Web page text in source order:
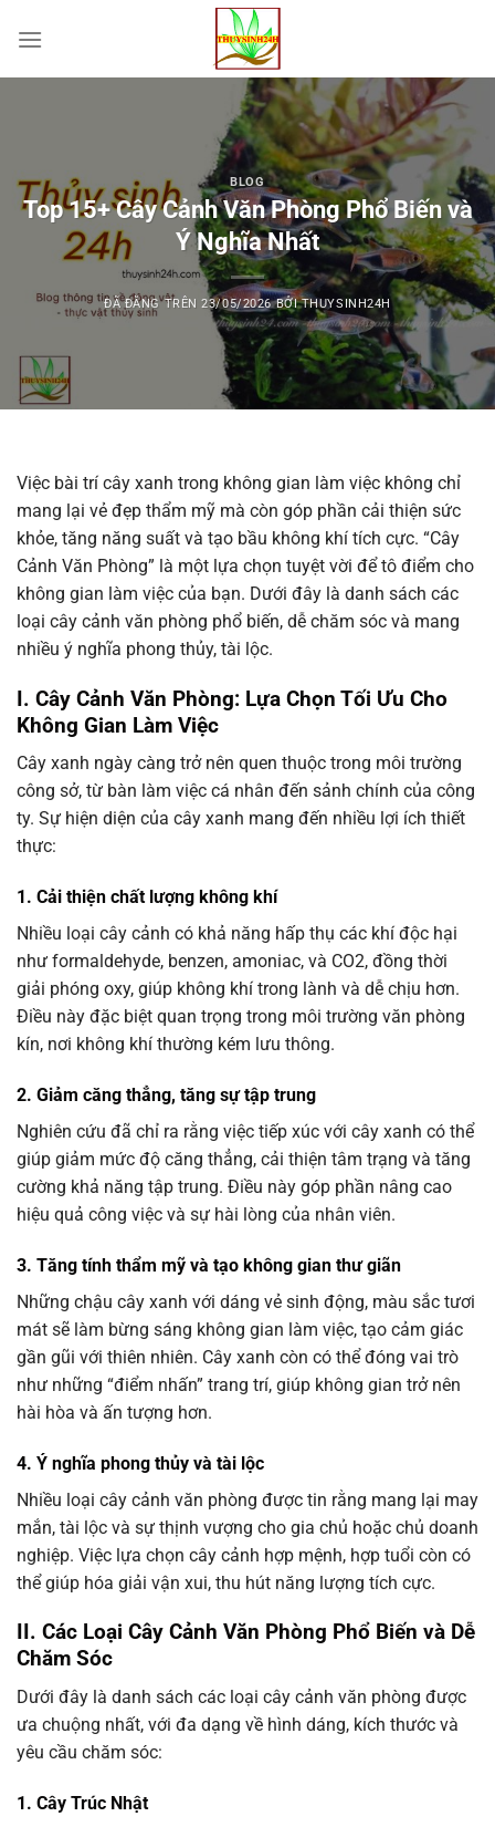
đến
BLOG
Top 15+ Cây Cảnh Văn Phòng Phổ Biến và
Ý Nghĩa Nhất
ĐÃ ĐĂNG TRÊN23/05/2026 BỞITHUYSINH24H
Việc bài trí cây xanh trong không gian làm việc không chỉ
mang lại vẻ đẹp thẩm mỹ mà còn góp phần cải thiện sức
khỏe, tăng năng suất và tạo bầu không khí tích cực. “Cây
Cảnh Văn Phòng” là một lựa chọn tuyệt vời để tô điểm cho
không gian làm việc của bạn. Dưới đây là danh sách các
loại cây cảnh văn phòng phổ biến, dễ chăm sóc và mang
nhiều ý nghĩa phong thủy, tài lộc.
I. Cây Cảnh Văn Phòng: Lựa Chọn Tối Ưu Cho
Không Gian Làm Việc
Cây xanh ngày càng trở nên quen thuộc trong môi trường
công sở, từ bàn làm việc cá nhân đến sảnh chính của công
ty. Sự hiện diện của cây xanh mang đến nhiều lợi ích thiết
thực:
1. Cải thiện chất lượng không khí
Nhiều loại cây cảnh có khả năng hấp thụ các khí độc hại
như formaldehyde, benzen, amoniac, và CO2, đồng thời
giải phóng oxy, giúp không khí trong lành và dễ chịu hơn.
Điều này đặc biệt quan trọng trong môi trường văn phòng
kín, nơi không khí thường kém lưu thông.
2. Giảm căng thẳng, tăng sự tập trung
Nghiên cứu đã chỉ ra rằng việc tiếp xúc với cây xanh có thể
giúp giảm mức độ căng thẳng, cải thiện tâm trạng và tăng
cường khả năng tập trung. Điều này góp phần nâng cao
hiệu quả công việc và sự hài lòng của nhân viên.
3. Tăng tính thẩm mỹ và tạo không gian thư giãn
Những chậu cây xanh với dáng vẻ sinh động, màu sắc tươi
mát sẽ làm bừng sáng không gian làm việc, tạo cảm giác
gần gũi với thiên nhiên. Cây xanh còn có thể đóng vai trò
như những “điểm nhấn” trang trí, giúp không gian trở nên
hài hòa và ấn tượng hơn.
4. Ý nghĩa phong thủy và tài lộc
Nhiều loại cây cảnh văn phòng được tin rằng mang lại may
mắn, tài lộc và sự thịnh vượng cho gia chủ hoặc chủ doanh
nghiệp. Việc lựa chọn cây cảnh hợp mệnh, hợp tuổi còn có
thể giúp hóa giải vận xui, thu hút năng lượng tích cực.
II. Các Loại Cây Cảnh Văn Phòng Phổ Biến và Dễ
Chăm Sóc
Dưới đây là danh sách các loại cây cảnh văn phòng được
ưa chuộng nhất, với đa dạng về hình dáng, kích thước và
yêu cầu chăm sóc:
1. Cây Trúc Nhật